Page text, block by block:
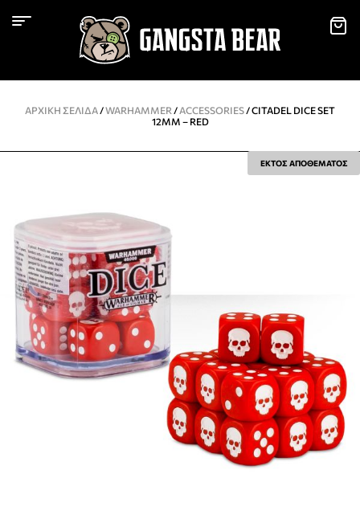
ΑΡΧΙΚΉ ΣΕΛΊΔΑ/WARHAMMER / ACCESSORIES/ CITADEL DICE SET
12MM – RED
ΕΚΤΟΣ ΑΠΟΘΕΜΑΤΟΣ